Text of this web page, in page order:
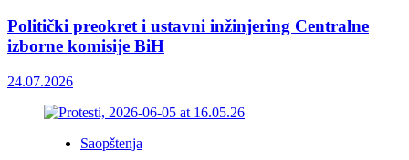
Politički preokret i ustavni inžinjering Centralne
izborne komisije BiH
24.07.2026
Saopštenja